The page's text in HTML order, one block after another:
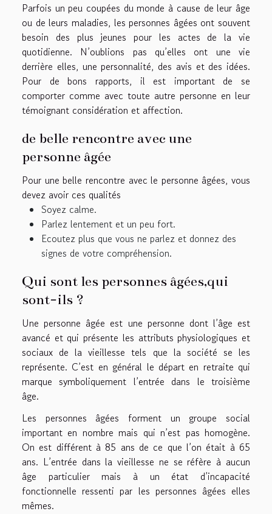
Parfois un peu coupées du monde à cause de leur âge
ou de leurs maladies, les personnes âgées ont souvent
besoin des plus jeunes pour les actes de la vie
quotidienne. N’oublions pas qu’elles ont une vie
derrière elles, une personnalité, des avis et des idées.
Pour de bons rapports, il est important de se
comporter comme avec toute autre personne en leur
témoignant considération et affection.
de belle rencontre avec une
personne âgée
Pour une belle rencontre avec le personne âgées, vous
devez avoir ces qualités
Soyez calme.
Parlez lentement et un peu fort.
Ecoutez plus que vous ne parlez et donnez des
signes de votre compréhension.
Qui sont les personnes âgées,qui
sont-ils ?
Une personne âgée est une personne dont l’âge est
avancé et qui présente les attributs physiologiques et
sociaux de la vieillesse tels que la société se les
représente. C’est en général le départ en retraite qui
marque symboliquement l’entrée dans le troisième
âge.
Les personnes âgées forment un groupe social
important en nombre mais qui n’est pas homogène.
On est différent à 85 ans de ce que l’on était à 65
ans. L’entrée dans la vieillesse ne se réfère à aucun
âge particulier mais à un état d’incapacité
fonctionnelle ressenti par les personnes âgées elles
mêmes.